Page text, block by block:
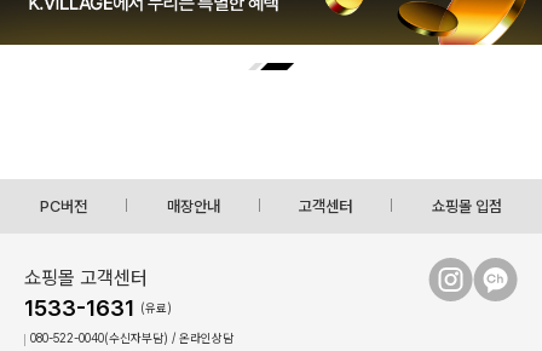
PC버전 매장안내 고객센터 쇼핑몰 입점
쇼핑몰 고객센터
1533-1631 (유료)
080-522-0040(수신자부담) / 온라인상담